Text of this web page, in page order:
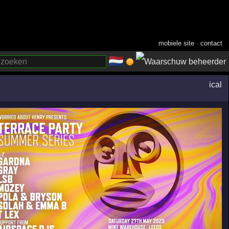
mobiele site ·contact
🇳🇱
ical